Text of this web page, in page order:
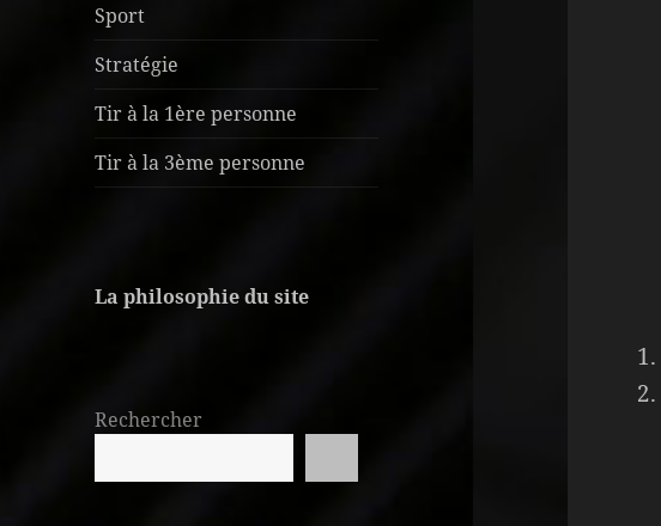
Sport
Stratégie
Tir à la 1ère personne
Tir à la 3ème personne
La philosophie du site
Rechercher